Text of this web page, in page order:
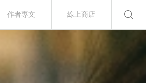
作者專文 線上商店